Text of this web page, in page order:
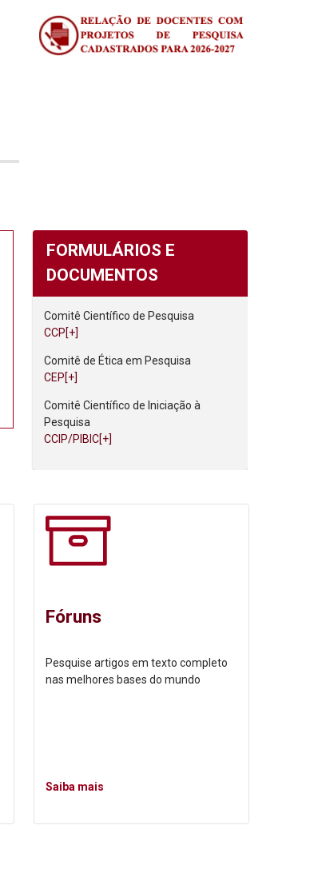
FORMULÁRIOS E
DOCUMENTOS
Comitê Científico de Pesquisa
CCP[+]
Comitê de Ética em Pesquisa
CEP[+]
Comitê Científico de Iniciação à
Pesquisa
CCIP/PIBIC[+]
Fóruns
Pesquise artigos em texto completo
nas melhores bases do mundo
Saiba mais